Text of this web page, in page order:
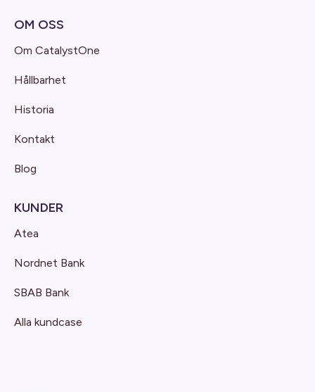
OM OSS
Om CatalystOne
Hållbarhet
Historia
Kontakt
Blog
KUNDER
Atea
Nordnet Bank
SBAB Bank
Alla kundcase